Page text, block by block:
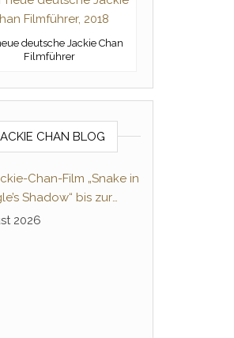
deutsche Jackie Chan
Filmführer
CHAN BLOG
Chan-Film „Snake in
Shadow“ bis zur
„Dragon Ball“:
2026